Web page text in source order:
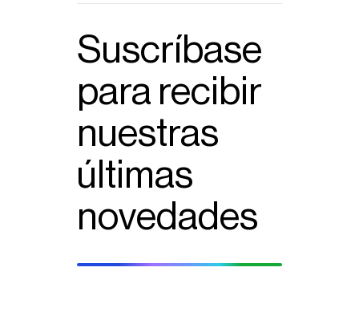
Suscríbase
para recibir
nuestras
últimas
novedades